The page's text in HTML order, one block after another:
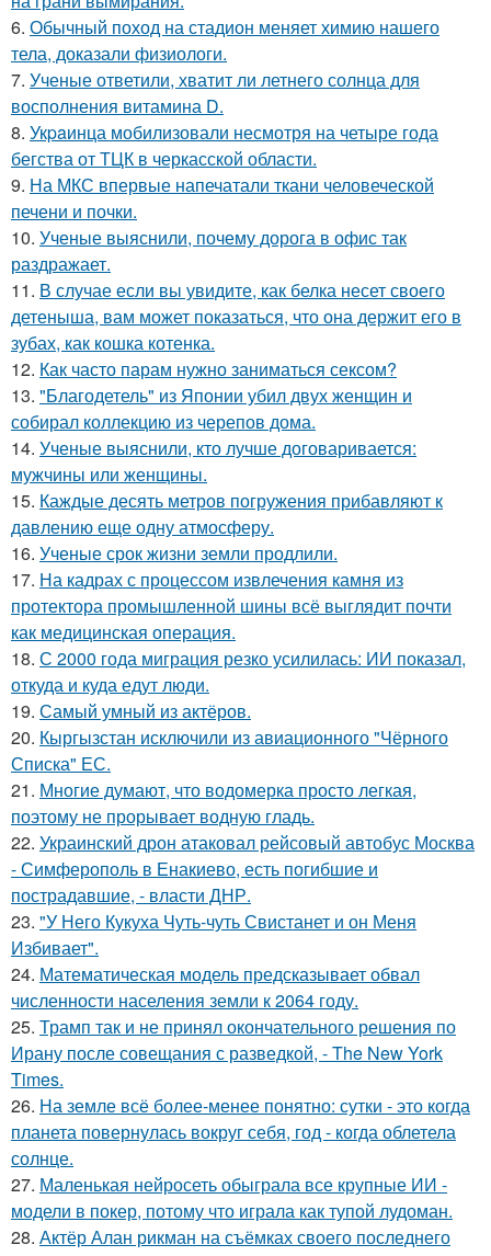
6. Обычный поход на стадион меняет химию нашего
тела, доказали физиологи.
7. Ученые ответили, хватит ли летнего солнца для
восполнения витамина D.
8. Укpaинца мобилизовали несмотря на четыре года
бегства от ТЦК в черкасской области.
9. На МКС впервые напечатали ткани человеческой
печени и почки.
10. Ученые выяснили, почему дорога в офис так
раздражает.
11. В случае если вы увидите, как белка несет своего
детеныша, вам может показаться, что она держит его в
зубах, как кошка котенка.
12. Как часто парам нужно заниматься сексом?
13. "Благодетель" из Японии убил двух женщин и
собирал коллекцию из черепов дома.
14. Ученые выяснили, кто лучше договаривается:
мужчины или женщины.
15. Каждые десять метров погружения прибавляют к
давлению еще одну атмосферу.
16. Ученые срок жизни земли продлили.
17. На кадрах с процессом извлечения камня из
протектора промышленной шины всё выглядит почти
как медицинская операция.
18. С 2000 года миграция резко усилилась: ИИ показал,
откуда и куда едут люди.
19. Самый умный из актёров.
20. Кыргызстан исключили из авиационного "Чёрного
Списка" ЕС.
21. Многие думают, что водомерка просто легкая,
поэтому не прорывает водную гладь.
22. Украинский дрон атаковал рейсовый автобус Москва
- Симферополь в Енакиево, есть погибшие и
пострадавшие, - власти ДНР.
23. "У Него Кукуха Чуть-чуть Свистанет и он Меня
Избивает".
24. Математическая модель предсказывает обвал
численности населения земли к 2064 году.
25. Трамп так и не принял окончательного решения по
Ирану после совещания с разведкой, - The New York
Times.
26. На земле всё более-менее понятно: сутки - это когда
планета повернулась вокруг себя, год - когда облетела
солнце.
27. Маленькая нейросеть обыграла все крупные ИИ -
модели в покер, потому что играла как тупой лудоман.
28. Актёр Алан рикман на съёмках своего последнего